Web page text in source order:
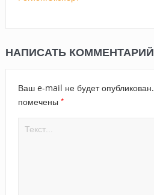
НАПИСАТЬ КОММЕНТАРИЙ
Ваш e-mail не будет опубликован.
помечены *